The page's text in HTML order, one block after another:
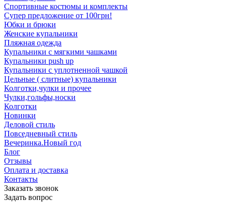
Спортивные костюмы и комплекты
Супер предложение от 100грн!
Юбки и брюки
Женские купальники
Пляжная одежда
Купальники с мягкими чашками
Купальники push up
Купальники с уплотненной чашкой
Цельные ( слитные) купальники
Колготки,чулки и прочее
Чулки,гольфы,носки
Колготки
Новинки
Деловой стиль
Повседневный стиль
Вечеринка.Новый год
Блог
Отзывы
Оплата и доставка
Контакты
Заказать звонок
Задать вопрос